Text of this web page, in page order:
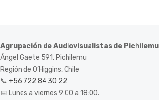
Agrupación de Audiovisualistas de Pichilemu
Ángel Gaete 591, Pichilemu
Región de O’Higgins, Chile
📞 +56 722 84 30 22
📅 Lunes a viernes 9:00 a 18:00.